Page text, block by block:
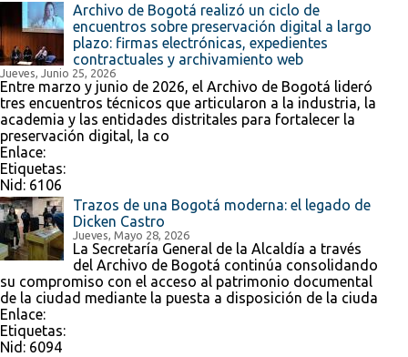
Archivo de Bogotá realizó un ciclo de
encuentros sobre preservación digital a largo
plazo: firmas electrónicas, expedientes
contractuales y archivamiento web
Jueves, Junio 25, 2026
Entre marzo y junio de 2026, el Archivo de Bogotá lideró
tres encuentros técnicos que articularon a la industria, la
academia y las entidades distritales para fortalecer la
preservación digital, la co
Enlace:
Etiquetas:
Nid: 6106
Trazos de una Bogotá moderna: el legado de
Dicken Castro
Jueves, Mayo 28, 2026
La Secretaría General de la Alcaldía a través
del Archivo de Bogotá continúa consolidando
su compromiso con el acceso al patrimonio documental
de la ciudad mediante la puesta a disposición de la ciuda
Enlace:
Etiquetas:
Nid: 6094